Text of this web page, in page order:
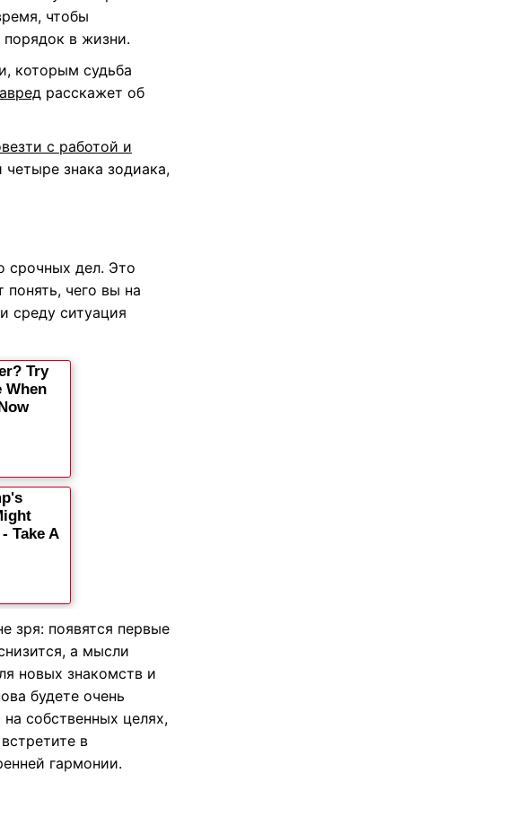
чтобы
порядок в жизни.
которым судьба
расскажет об
с работой и
четыре знака зодиака,
срочных дел. Это
чего вы на
среду ситуация
зря: появятся первые
а мысли
новых знакомств и
будете очень
собственных целях,
в
гармонии.